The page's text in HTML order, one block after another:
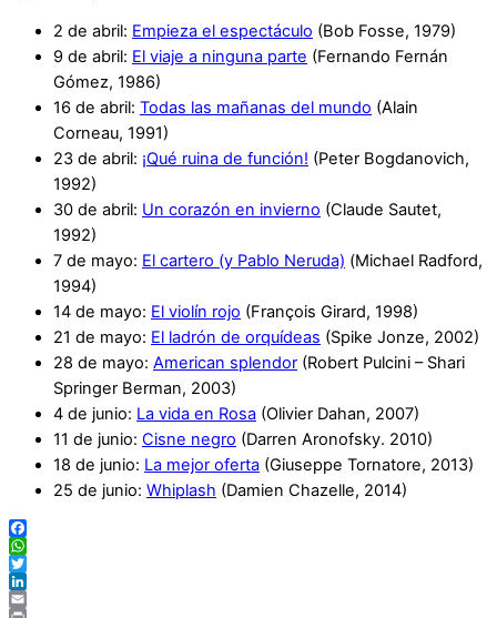
2 de abril: Empieza el espectáculo (Bob Fosse, 1979)
9 de abril: El viaje a ninguna parte (Fernando Fernán
Gómez, 1986)
16 de abril: Todas las mañanas del mundo (Alain
Corneau, 1991)
23 de abril: ¡Qué ruina de función! (Peter Bogdanovich,
1992)
30 de abril: Un corazón en invierno (Claude Sautet,
1992)
7 de mayo: El cartero (y Pablo Neruda) (Michael Radford,
1994)
14 de mayo: El violín rojo (François Girard, 1998)
21 de mayo: El ladrón de orquídeas (Spike Jonze, 2002)
28 de mayo: American splendor (Robert Pulcini – Shari
Springer Berman, 2003)
4 de junio: La vida en Rosa (Olivier Dahan, 2007)
11 de junio: Cisne negro (Darren Aronofsky. 2010)
18 de junio: La mejor oferta (Giuseppe Tornatore, 2013)
25 de junio: Whiplash (Damien Chazelle, 2014)
Facebook
WhatsApp
Twitter
LinkedIn